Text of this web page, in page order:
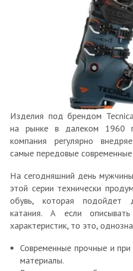
Изделия под брендом
на рынке в далеком 1960
компания регулярно
самые передовые современные
На сегодняшний день
этой серии технически
обувь, которая подойдет
катания. А если
характеристик, то это,
Современные прочные и
материалы.